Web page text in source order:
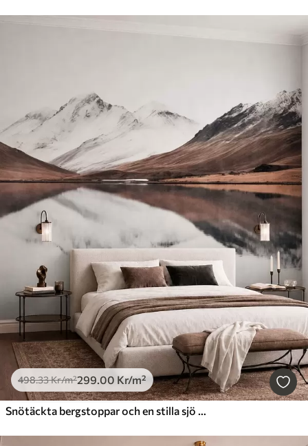
498.33Kr/m²299.00 Kr/m²
Snötäckta bergstoppar och en stilla sjö med en spegelblank yta